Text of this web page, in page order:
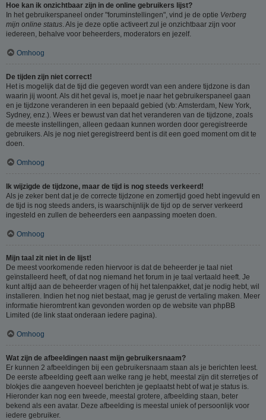
Hoe kan ik onzichtbaar zijn in de online gebruikers lijst?
In het gebruikerspaneel onder "foruminstellingen", vind je de optie Verberg
mijn online status . Als je deze optie activeert zul je onzichtbaar zijn voor
iedereen, behalve voor beheerders, moderators en jezelf.
Omhoog
De tijden zijn niet correct!
Het is mogelijk dat de tijd die gegeven wordt van een andere tijdzone is dan
waarin jij woont. Als dit het geval is, moet je naar het gebruikerspaneel gaan
en je tijdzone veranderen in een bepaald gebied (vb: Amsterdam, New York,
Sydney, enz.). Wees er bewust van dat het veranderen van de tijdzone, zoals
de meeste instellingen, alleen gedaan kunnen worden door geregistreerde
gebruikers. Als je nog niet geregistreerd bent is dit een goed moment om dit te
doen.
Omhoog
Ik wijzigde de tijdzone, maar de tijd is nog steeds verkeerd!
Als je zeker bent dat je de correcte tijdzone en zomertijd goed hebt ingevuld en
de tijd is nog steeds anders, is waarschijnlijk de tijd op de server verkeerd
ingesteld en zullen de beheerders een aanpassing moeten doen.
Omhoog
Mijn taal zit niet in de lijst!
De meest voorkomende reden hiervoor is dat de beheerder je taal niet
geïnstalleerd heeft, of dat nog niemand het forum in je taal vertaald heeft. Je
kunt altijd aan de beheerder vragen of hij het talenpakket, dat je nodig hebt, wil
installeren. Indien het nog niet bestaat, mag je gerust de vertaling maken. Meer
informatie hieromtrent kan gevonden worden op de website van phpBB
Limited (de link staat onderaan iedere pagina).
Omhoog
Wat zijn de afbeeldingen naast mijn gebruikersnaam?
Er kunnen 2 afbeeldingen bij een gebruikersnaam staan als je berichten leest.
De eerste afbeelding geeft aan welke rang je hebt, meestal zijn dit sterretjes of
blokjes die aangeven hoeveel berichten je geplaatst hebt of wat je status is.
Hieronder kan nog een tweede, meestal grotere, afbeelding staan, beter
bekend als een avatar. Deze afbeelding is meestal uniek of persoonlijk voor
iedere gebruiker.